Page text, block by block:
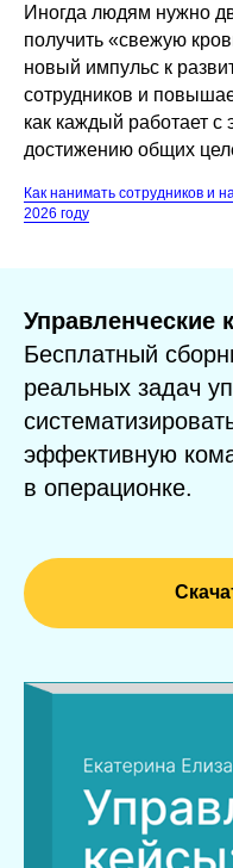
Иногда людям нужно
получить «свежую
новый импульс к
сотрудников и
как каждый работает с
достижению общих
Как нанимать сотрудников и
2026 году
Управленческие
Бесплатный
реальных задач
эффективную
в операционке.